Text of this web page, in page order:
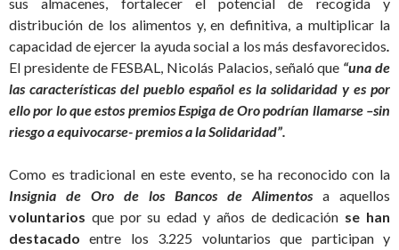
distribución de los alimentos y, en definitiva, a multiplicar la
capacidad de ejercer la ayuda social a los más desfavorecidos.
El presidente de FESBAL, Nicolás Palacios, señaló que “una de
las características del pueblo español es la solidaridad y es por
ello por lo que estos premios Espiga de Oro podrían llamarse –sin
riesgo a equivocarse- premios a la Solidaridad”.
Como es tradicional en este evento, se ha reconocido con la
Insignia de Oro de los Bancos de Alimentos a aquellos
voluntarios que por su edad y años de dedicación se han
destacadoentre los 3.225 voluntarios que participan y